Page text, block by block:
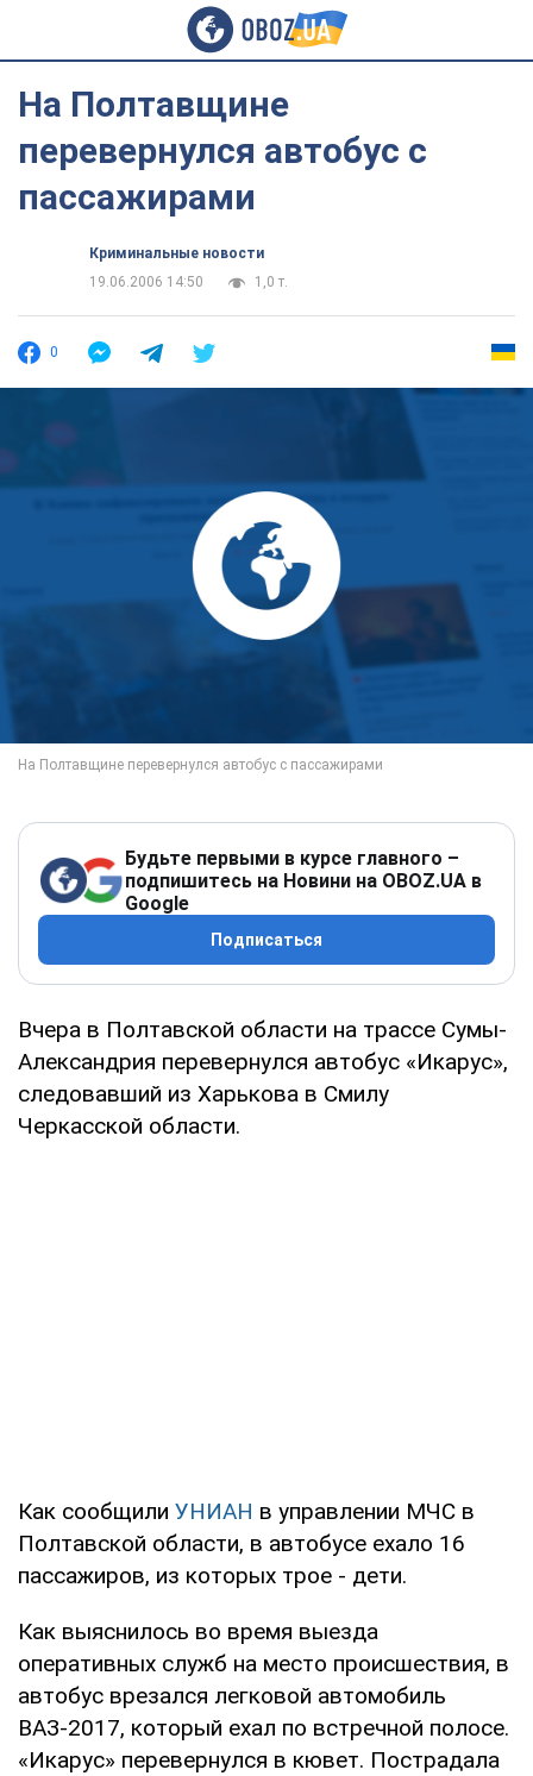
На Полтавщине
перевернулся автобус с
пассажирами
Криминальные новости
19.06.2006 14:50
1,0 т.
0
Будьте первыми в курсе главного –
подпишитесь на Новини на OBOZ.UA в
Google
Подписаться
Вчера в Полтавской области на трассе Сумы-
Александрия перевернулся автобус «Икарус»,
следовавший из Харькова в Смилу
Черкасской области.
Как сообщили УНИАН в управлении МЧС в
Полтавской области, в автобусе ехало 16
пассажиров, из которых трое - дети.
Как выяснилось во время выезда
оперативных служб на место происшествия, в
автобус врезался легковой автомобиль
ВАЗ-2017, который ехал по встречной полосе.
«Икарус» перевернулся в кювет. Пострадала